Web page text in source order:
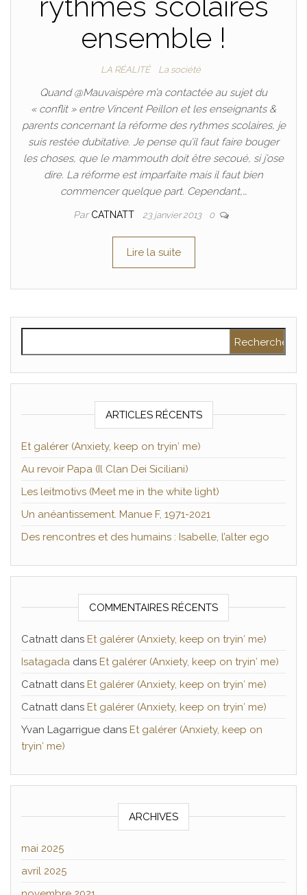
ensemble !
LA RÉALITÉ La société
Quand @Mauvaispère m’a contactée au sujet du
« conflit » entre Vincent Peillon et les enseignants &
parents concernant la réforme des rythmes scolaires, je
suis restée dubitative. Je pense qu’il faut faire bouger
les choses, que le mammouth doit être secoué, si j’ose
dire. La réforme est imparfaite mais il faut bien
commencer quelque part. Cependant,…
Par CATNATT 23 janvier 2013 0
Lire la suite
ARTICLES RÉCENTS
Et galérer (Anxiety, keep on tryin′ me)
Au revoir Papa (Il Clan Dei Siciliani)
Les leitmotivs (Meet me in the white light)
Un anéantissement. Manue F, 1971-2021
Des rencontres et des humains : Isabelle, l’alter ego
COMMENTAIRES RÉCENTS
Catnattdans Et galérer (Anxiety, keep on tryin′ me)
Isatagada dans Et galérer (Anxiety, keep on tryin′ me)
Catnattdans Et galérer (Anxiety, keep on tryin′ me)
Catnattdans Et galérer (Anxiety, keep on tryin′ me)
Yvan Lagarrigue dans Et galérer (Anxiety, keep on
tryin′ me)
ARCHIVES
mai 2025
avril 2025